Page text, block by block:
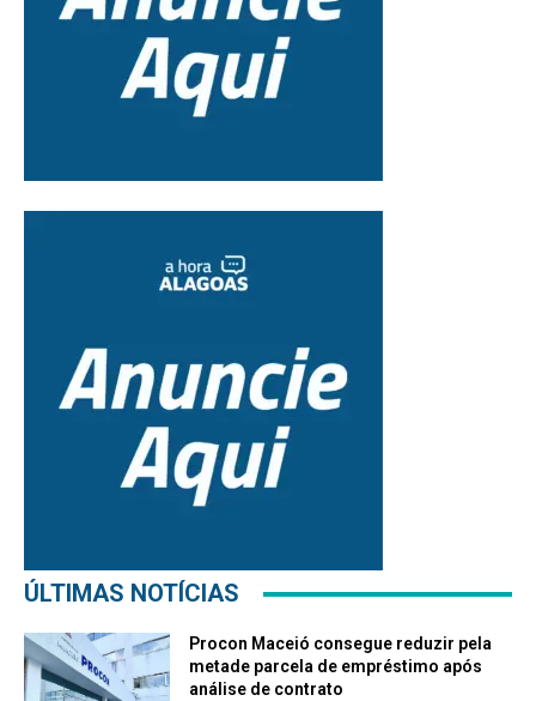
ÚLTIMAS NOTÍCIAS
Procon Maceió consegue reduzir pela
metade parcela de empréstimo após
análise de contrato